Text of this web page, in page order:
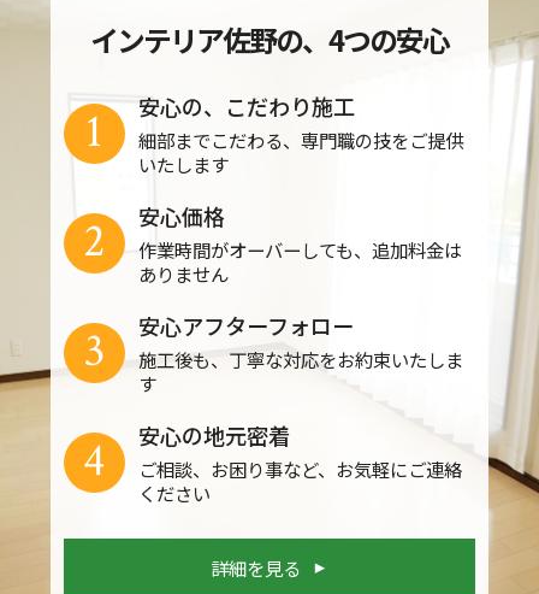
インテリア佐野の、4つの安心
安心の、こだわり施工
細部までこだわる、専門職の技をご提供
いたします
1
安心価格
作業時間がオーバーしても、追加料金は
ありません
2
安心アフターフォロー
施工後も、丁寧な対応をお約束いたしま
す
3
安心の地元密着
ご相談、お困り事など、お気軽にご連絡
ください
4
詳細を見る